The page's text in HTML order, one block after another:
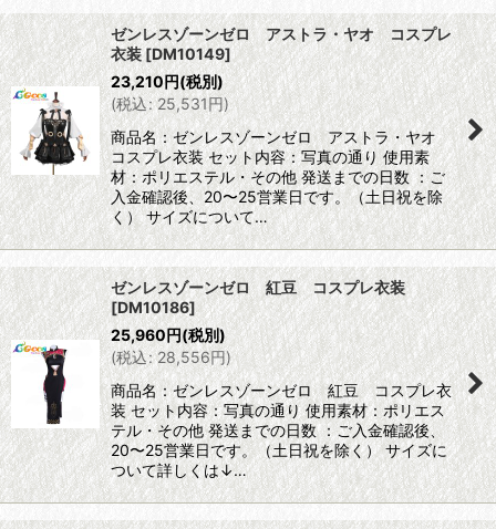
ゼンレスゾーンゼロ アストラ・ヤオ コスプレ
衣装[DM10149]
23,210円(税別)
(税込: 25,531円)
商品名：ゼンレスゾーンゼロ アストラ・ヤオ
コスプレ衣装 セット内容：写真の通り 使用素
材：ポリエステル・その他 発送までの日数 ：ご
入金確認後、20〜25営業日です。（土日祝を除
く） サイズについて…
ゼンレスゾーンゼロ 紅豆 コスプレ衣装
[DM10186]
25,960円(税別)
(税込: 28,556円)
商品名：ゼンレスゾーンゼロ 紅豆 コスプレ衣
装 セット内容：写真の通り 使用素材：ポリエス
テル・その他 発送までの日数 ：ご入金確認後、
20〜25営業日です。（土日祝を除く） サイズに
ついて詳しくは↓…